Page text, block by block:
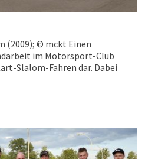
(2009); © mckt Einen
im Motorsport-Club
Slalom-Fahren dar. Dabei